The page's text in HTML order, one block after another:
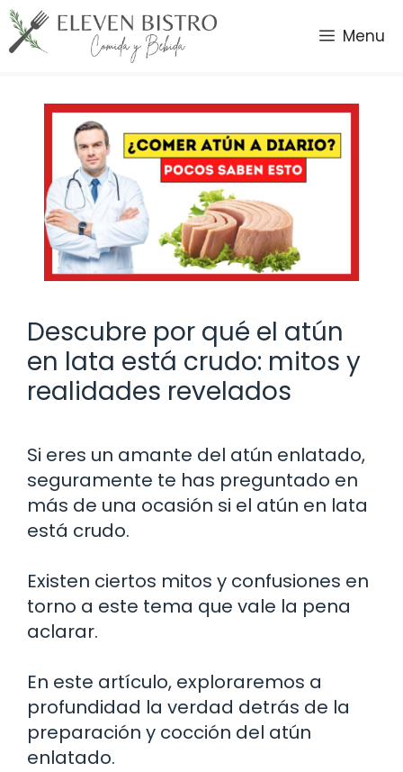
Saltar
al
contenido
Menu
Descubre por qué el atún
en lata está crudo: mitos y
realidades revelados
Si eres un amante del atún enlatado,
seguramente te has preguntado en
más de una ocasión si el atún en lata
está crudo.
Existen ciertos mitos y confusiones en
torno a este tema que vale la pena
aclarar.
En este artículo, exploraremos a
profundidad la verdad detrás de la
preparación y cocción del atún
enlatado.